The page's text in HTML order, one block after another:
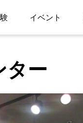
イベント
ター